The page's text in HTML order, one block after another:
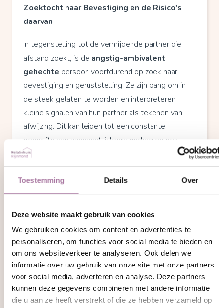
Toestemming Details Over
Deze website maakt gebruik van cookies
We gebruiken cookies om content en advertenties te
personaliseren, om functies voor social media te bieden en
om ons websiteverkeer te analyseren. Ook delen we
informatie over uw gebruik van onze site met onze partners
voor social media, adverteren en analyse. Deze partners
kunnen deze gegevens combineren met andere informatie
die u aan ze heeft verstrekt of die ze hebben verzameld op
Zoektocht naar Bevestiging en de Risico's
daarvan
In tegenstelling tot de vermijdende partner die
afstand zoekt, is de angstig-ambivalent
gehechte persoon voortdurend op zoek naar
bevestiging en geruststelling. Ze zijn bang om in
de steek gelaten te worden en interpreteren
kleine signalen van hun partner als tekenen van
afwijzing. Dit kan leiden tot een constante
behoefte aan aandacht, jaloers gedrag en een
overmatige controle over de partner.
Hoewelvreemdgaan voor een
onzekerheid en een poging om de eigenwaarde te
verhogen. Ze kunnen zich aangetrokken voelen tot
de aandacht en bewondering van een ander, als
een manier om hun eigen gevoel van onzekerheid
te compenseren. Bovendien kan de angst om
verlaten te worden er soms toe leiden dat ze
"eerst toeslaan" voordat ze zelf in de steek